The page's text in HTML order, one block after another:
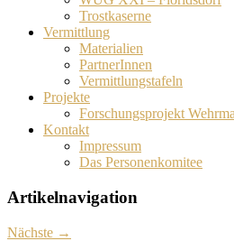
Trostkaserne
Vermittlung
Materialien
PartnerInnen
Vermittlungstafeln
Projekte
Forschungsprojekt
Kontakt
Impressum
Das Personenkomitee
Artikelnavigation
Nächste →